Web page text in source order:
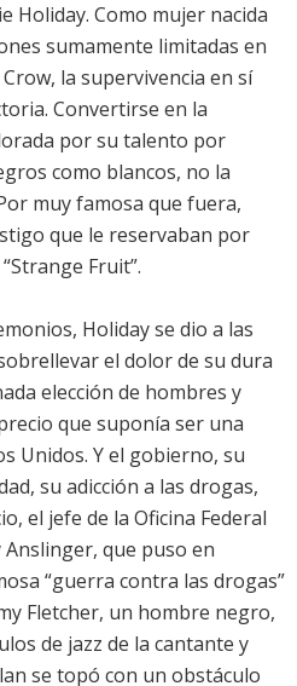
Holiday. Como mujer nacida
sumamente limitadas en
la supervivencia en sí
Convertirse en la
por su talento por
como blancos, no la
muy famosa que fuera,
que le reservaban por
Fruit”.
Holiday se dio a las
el dolor de su dura
elección de hombres y
que suponía ser una
Unidos. Y el gobierno, su
su adicción a las drogas,
el jefe de la Oficina Federal
que puso en
“guerra contra las drogas”
Fletcher, un hombre negro,
de jazz de la cantante y
se topó con un obstáculo